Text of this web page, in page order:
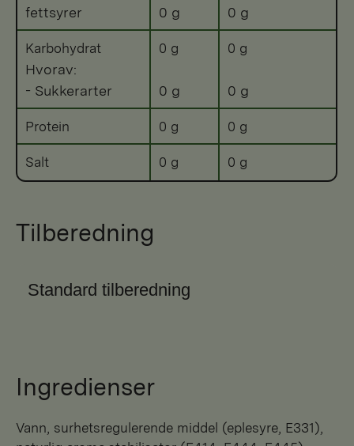
fettsyrer
0 g 0 g
Karbohydrat
Hvorav:
- Sukkerarter
0 g
0 g
0 g
0 g
Protein 0 g 0 g
Salt 0 g 0 g
Tilberedning
Standard tilberedning
Ingredienser
Vann, surhetsregulerende middel (eplesyre, E331),